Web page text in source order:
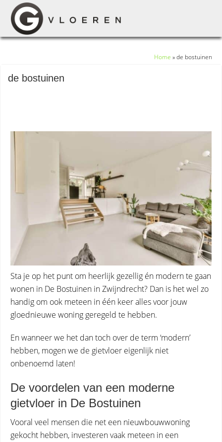
Home »de bostuinen
de bostuinen
Sta je op het punt om heerlijk gezellig én modern te gaan
wonen in De Bostuinen in Zwijndrecht? Dan is het wel zo
handig om ook meteen in één keer alles voor jouw
gloednieuwe woning geregeld te hebben.
En wanneer we het dan toch over de term ‘modern’
hebben, mogen we de gietvloer eigenlijk niet
onbenoemd laten!
De voordelen van een moderne
gietvloer in De Bostuinen
Vooral veel mensen die net een nieuwbouwwoning
gekocht hebben, investeren vaak meteen in een